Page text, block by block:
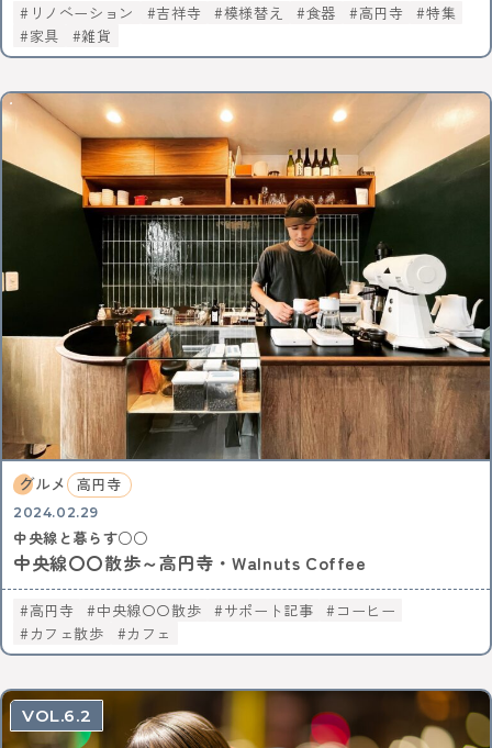
リノベーション 吉祥寺 模様替え 食器 高円寺
特集
家具
雑貨
グルメ 高円寺
2024.02.29
中央線と暮らす○○
中央線〇〇散歩～高円寺・Walnuts Coffee
高円寺 中央線〇〇散歩 サポート記事
コーヒー
カフェ散歩
カフェ
6.2